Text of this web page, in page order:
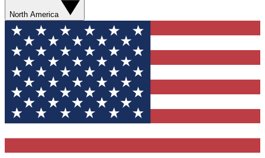
North America